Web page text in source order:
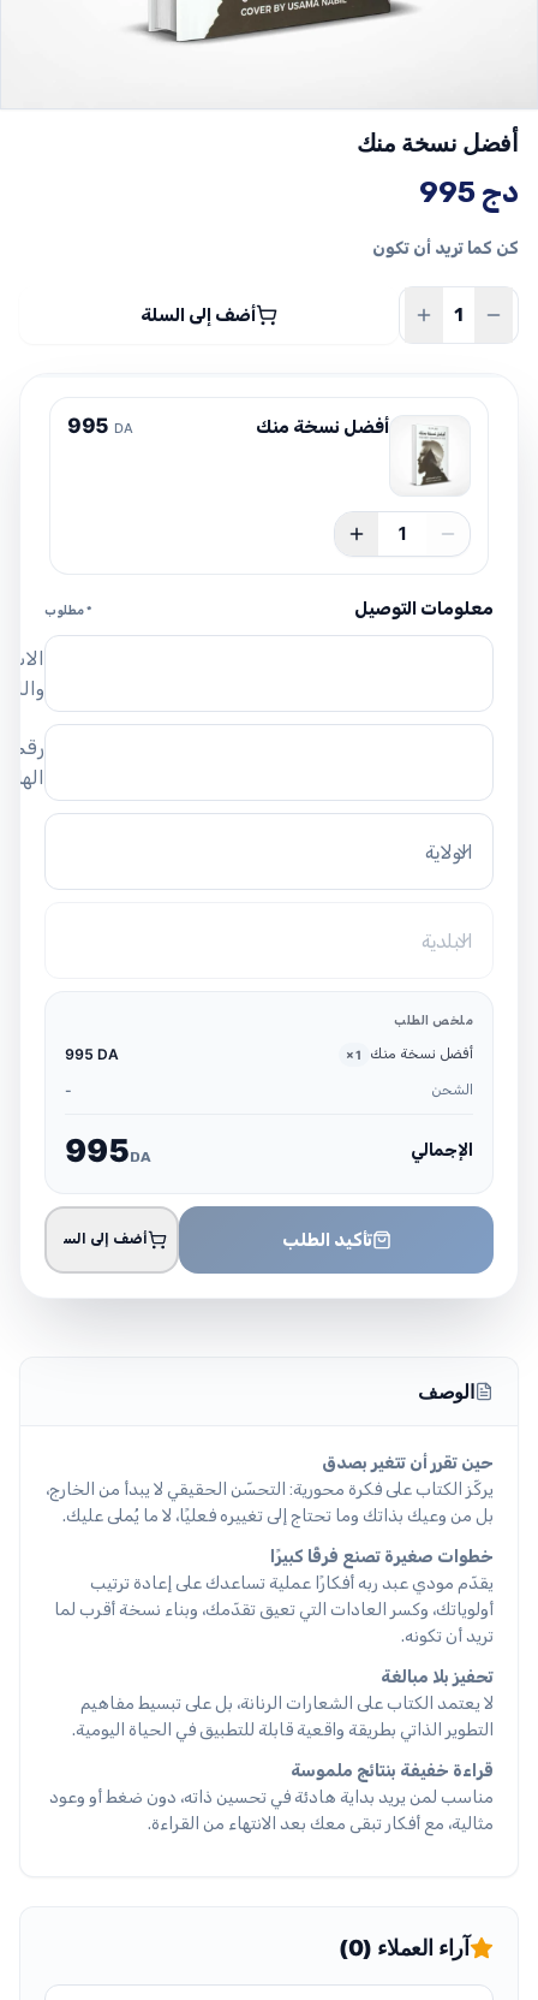
أفضل نسخة منك
995 دج
كن كما تريد أن تكون
أضف إلى السلة
أفضل نسخة منك 995 DA
1
معلومات التوصيل * مطلوب
رقم
الولاية
البلدية
ملخص الطلب
أفضل نسخة منك ×1
995 DA
الشحن -
الإجمالي 995DA
تأكيد الطلب أضف إلى السلة
الوصف
حين تقرر أن تتغير بصدق
يركّز الكتاب على فكرة محورية: التحسّن الحقيقي لا يبدأ من الخارج،
بل من وعيك بذاتك وما تحتاج إلى تغييره فعليًا، لا ما يُملى عليك.
خطوات صغيرة تصنع فرقًا كبيرًا
يقدّم مودي عبد ربه أفكارًا عملية تساعدك على إعادة ترتيب
أولوياتك، وكسر العادات التي تعيق تقدّمك، وبناء نسخة أقرب لما
تريد أن تكونه.
تحفيز بلا مبالغة
لا يعتمد الكتاب على الشعارات الرنانة، بل على تبسيط مفاهيم
التطوير الذاتي بطريقة واقعية قابلة للتطبيق في الحياة اليومية.
قراءة خفيفة بنتائج ملموسة
مناسب لمن يريد بداية هادئة في تحسين ذاته، دون ضغط أو وعود
مثالية، مع أفكار تبقى معك بعد الانتهاء من القراءة.
آراء العملاء (0)